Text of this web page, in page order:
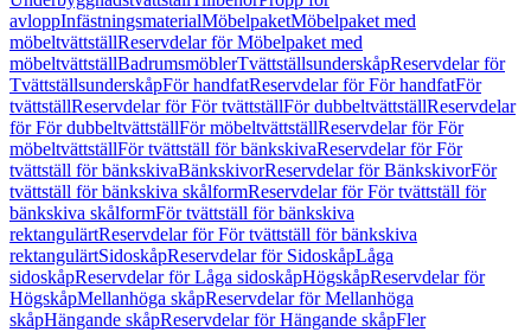
avloppInfästningsmaterialMöbelpaketMöbelpaket med
möbeltvättställReservdelar för Möbelpaket med
möbeltvättställBadrumsmöblerTvättställsunderskåpReservdelar för
TvättställsunderskåpFör handfatReservdelar för För handfatFör
tvättställReservdelar för För tvättställFör dubbeltvättställReservdelar
för För dubbeltvättställFör möbeltvättställReservdelar för För
möbeltvättställFör tvättställ för bänkskivaReservdelar för För
tvättställ för bänkskivaBänkskivorReservdelar för BänkskivorFör
tvättställ för bänkskiva skålformReservdelar för För tvättställ för
bänkskiva skålformFör tvättställ för bänkskiva
rektangulärtReservdelar för För tvättställ för bänkskiva
rektangulärtSidoskåpReservdelar för SidoskåpLåga
sidoskåpReservdelar för Låga sidoskåpHögskåpReservdelar för
HögskåpMellanhöga skåpReservdelar för Mellanhöga
skåpHängande skåpReservdelar för Hängande skåpFler